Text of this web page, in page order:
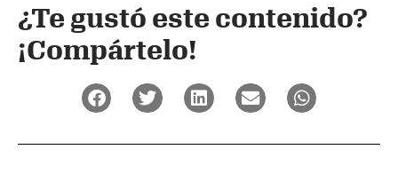
¿Te gustó este contenido?
¡Compártelo!